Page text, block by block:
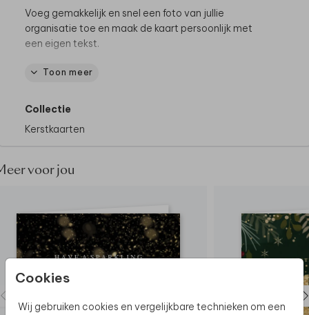
Cookies
Wij gebruiken cookies en vergelijkbare technieken om een
Voeg gemakkelijk en snel een foto van jullie
organisatie toe en maak de kaart persoonlijk met
een eigen tekst.
Altijd een factuur achteraf beschikbaar. Liever
Toon meer
Collectie
Kerstkaarten
voor jou